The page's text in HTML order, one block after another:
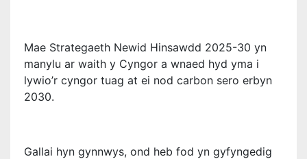
Mae Strategaeth Newid Hinsawdd 2025-30 yn
manylu ar waith y Cyngor a wnaed hyd yma i
lywio’r cyngor tuag at ei nod carbon sero erbyn
2030.
Gallai hyn gynnwys, ond heb fod yn gyfyngedig